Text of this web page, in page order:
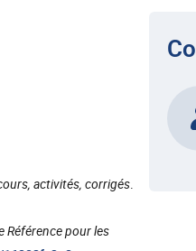
activités, corrigés.
Référence pour les